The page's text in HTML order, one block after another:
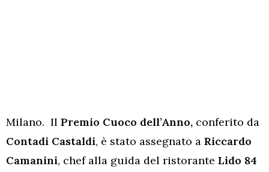
Milano. Il Premio Cuoco dell’Anno, conferito da
Contadi Castaldi, è stato assegnato a Riccardo
Camanini, chef alla guida del ristorante Lido 84